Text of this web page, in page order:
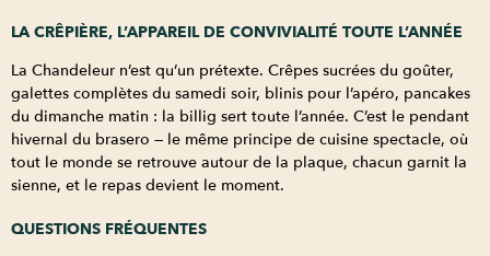
LA CRÊPIÈRE, L’APPAREIL DE CONVIVIALITÉ TOUTE L’ANNÉE
La Chandeleur n’est qu’un prétexte. Crêpes sucrées du goûter,
galettes complètes du samedi soir, blinis pour l’apéro, pancakes
du dimanche matin : la billig sert toute l’année. C’est le pendant
hivernal du brasero — le même principe de cuisine spectacle, où
tout le monde se retrouve autour de la plaque, chacun garnit la
sienne, et le repas devient le moment.
QUESTIONS FRÉQUENTES